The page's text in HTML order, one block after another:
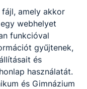
amely akkor
webhelyet
funkcióval
gyűjtenek,
és
használatát.
és Gimnázium